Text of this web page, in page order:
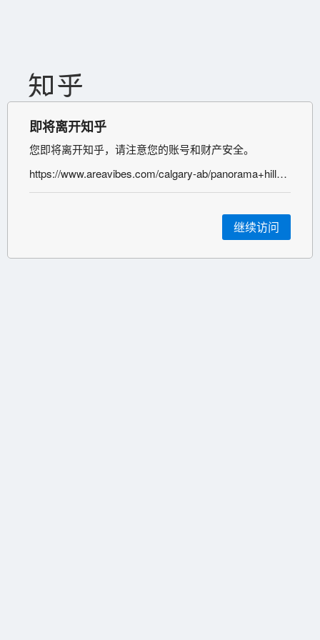
即将离开知乎
您即将离开知乎，请注意您的账号和财产安全。
https://www.areavibes.com/calgary-ab/panorama+hills/real-estate/
继续访问